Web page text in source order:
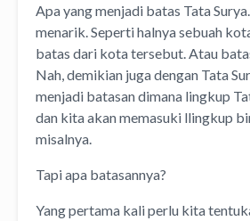
Apa yang menjadi batas Tata
menarik. Seperti halnya sebuah
batas dari kota tersebut. Atau
Nah, demikian juga dengan Tata
menjadi batasan dimana lingkup
dan kita akan memasuki llingkup
misalnya.
Tapi apa batasannya?
Yang pertama kali perlu kita